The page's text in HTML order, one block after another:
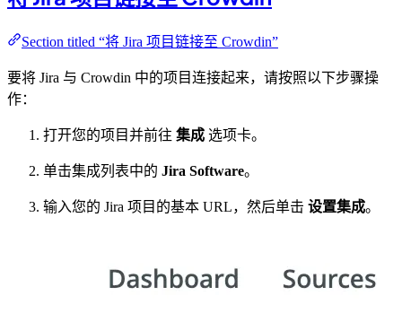
Section titled “将 Jira 项目链接至 Crowdin”
要将 Jira 与 Crowdin 中的项目连接起来，请按照以下步骤操
作：
打开您的项目并前往 集成 选项卡。
单击集成列表中的 Jira Software。
输入您的 Jira 项目的基本 URL，然后单击 设置集成。